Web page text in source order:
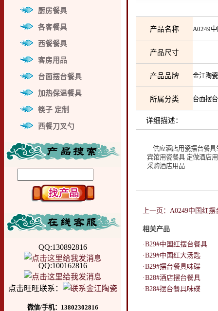
厨房餐具
各客餐具
西餐餐具
客房用品
台面摆台餐具
加热保温餐具
筷子 定制
西餐刀叉勺
QQ:130892816
QQ:100162816
点击旺旺联系：
微信/手机：13802302816
产品名称 A0249
产品尺寸
产品品牌 金江陶
所属分类 台面摆
详细描述：
供应酒店用瓷摆台餐具
宾馆用瓷餐具 定做酒店
采购酒店用品
上一页：A0249中国红
相关产品
·B29#中国红摆台餐具
·B29#中国红大汤匙
·B29#摆台餐具味碟
·B28#酒店摆台餐具
·B28#摆台餐具味碟